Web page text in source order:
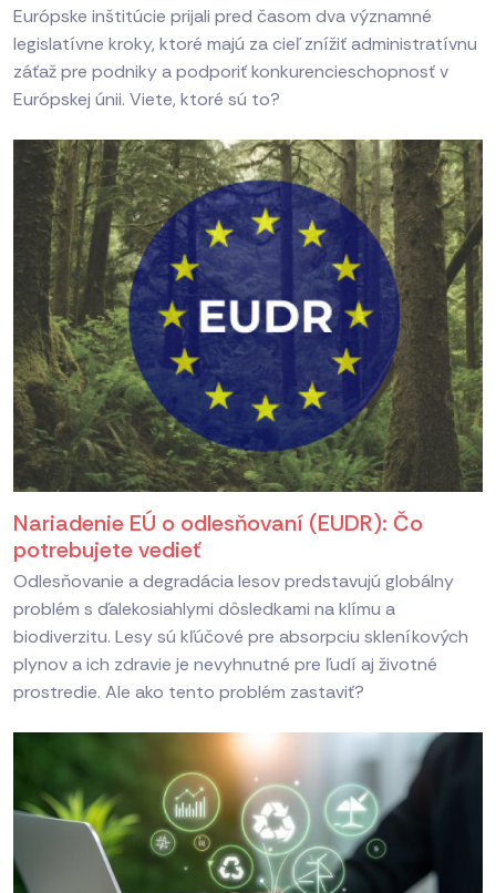
Európske inštitúcie prijali pred časom dva významné
legislatívne kroky, ktoré majú za cieľ znížiť administratívnu
záťaž pre podniky a podporiť konkurencieschopnosť v
Európskej únii. Viete, ktoré sú to?
Nariadenie EÚ o odlesňovaní (EUDR): Čo
potrebujete vedieť
Odlesňovanie a degradácia lesov predstavujú globálny
problém s ďalekosiahlymi dôsledkami na klímu a
biodiverzitu. Lesy sú kľúčové pre absorpciu skleníkových
plynov a ich zdravie je nevyhnutné pre ľudí aj životné
prostredie. Ale ako tento problém zastaviť?